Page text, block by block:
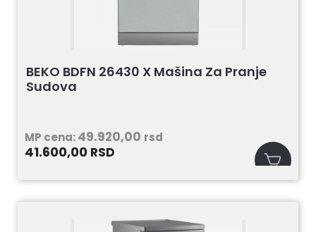
BEKO BDFN 26430 X Mašina Za Pranje
Sudova
MP cena:49.920,00 rsd
41.600,00 RSD